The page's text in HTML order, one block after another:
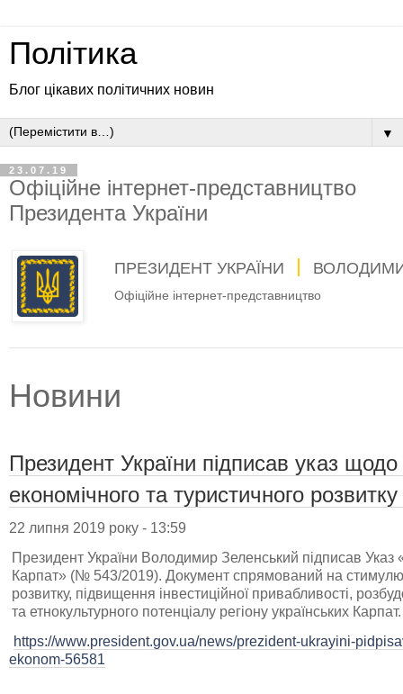
Політика
Блог цікавих політичних новин
▼
23.07.19
Офіційне інтернет-представництво
Президента України
ПРЕЗИДЕНТ УКРАЇНИ
Офіційне інтернет-представництво
Новини
Президент України підписав указ
економічного та туристичного
22 липня 2019 року - 13:59
Президент України Володимир Зеленський підписав Указ
Карпат» (№ 543/2019). Документ спрямований на
розвитку, підвищення інвестиційної привабливості,
та етнокультурного потенціалу регіону українських Карпат.
https://www.president.gov.ua/news/prezident-ukrayini-
ekonom-56581